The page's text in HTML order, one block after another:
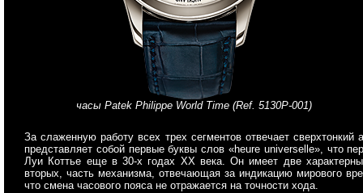
часы Patek Philippe World Time (Ref. 5130P-001)
За слаженную работу всех трех сегментов отвечает
представляет собой первые буквы слов «heure universelle», что
Луи Коттье еще в 30-х годах XX века. Он имеет две
вторых, часть механизма, отвечающая за индикацию мирового
что смена часового пояса не отражается на точности хода.